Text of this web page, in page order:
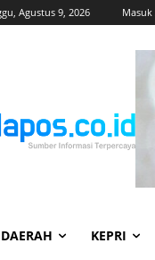
Agustus 9, 2026
DAERAH KEPRI